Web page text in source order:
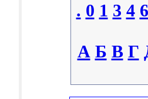
. 0 1 3 4 6
А Б В Г